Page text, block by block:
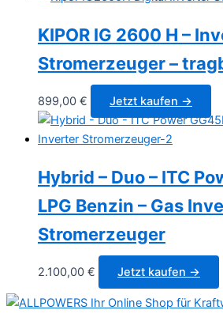
KIPOR IG 2600 H –
Stromerzeuger –
899,00 € Jetzt kaufen →
Hybrid – Duo – ITC
LPG Benzin – Gas
Stromerzeuger
2.100,00 € Jetzt kaufen →